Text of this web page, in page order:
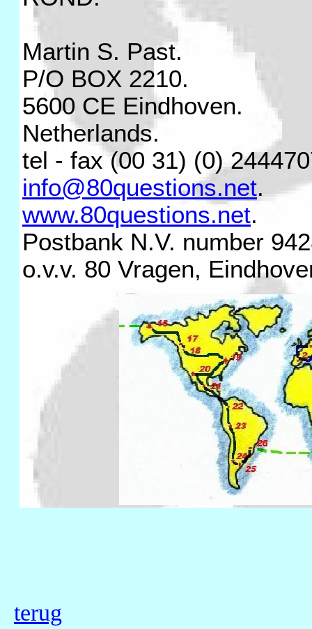
Martin S. Past.
P/O BOX 2210.
5600 CE Eindhoven.
Netherlands.
tel - fax (00 31) (0)
info@80questions.net.
www.80questions.net.
Postbank N.V. number
o.v.v. 80 Vragen,
terug